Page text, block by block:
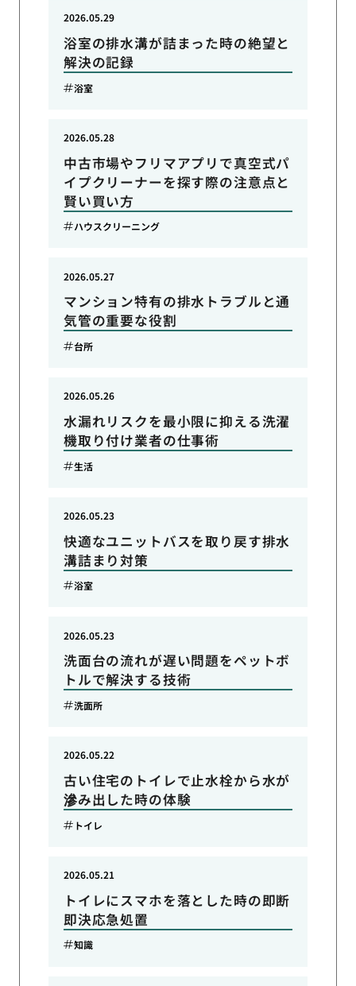
浴室の排水溝が詰まった時の絶望と
解決の記録
2026.05.29
浴室
中古市場やフリマアプリで真空式パ
イプクリーナーを探す際の注意点と
賢い買い方
2026.05.28
ハウスクリーニング
マンション特有の排水トラブルと通
気管の重要な役割
2026.05.27
台所
水漏れリスクを最小限に抑える洗濯
機取り付け業者の仕事術
2026.05.26
生活
快適なユニットバスを取り戻す排水
溝詰まり対策
2026.05.23
浴室
洗面台の流れが遅い問題をペットボ
トルで解決する技術
2026.05.23
洗面所
古い住宅のトイレで止水栓から水が
滲み出した時の体験
2026.05.22
トイレ
トイレにスマホを落とした時の即断
即決応急処置
2026.05.21
知識